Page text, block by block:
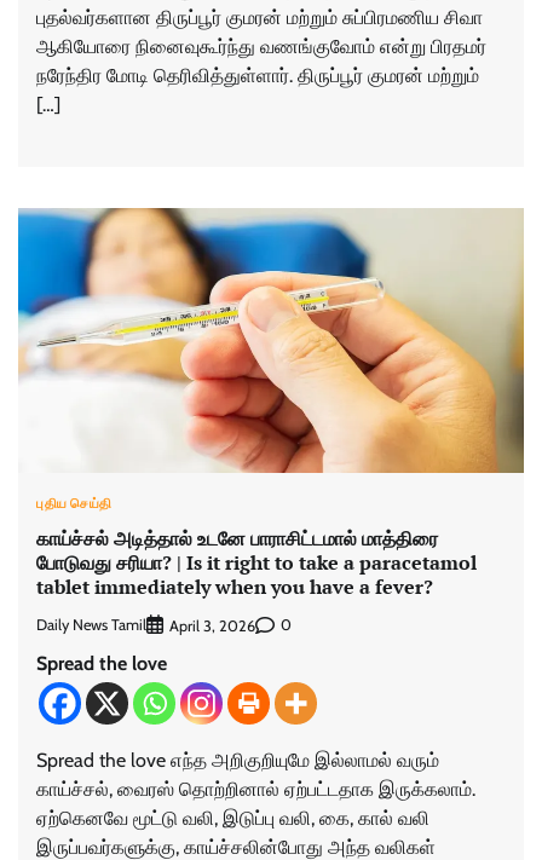
புதல்வர்களான திருப்பூர் குமரன் மற்றும் சுப்பிரமணிய சிவா
ஆகியோரை நினைவுகூர்ந்து வணங்குவோம் என்று பிரதமர்
நரேந்திர மோடி தெரிவித்துள்ளார். திருப்பூர் குமரன் மற்றும்
[…]
புதிய செய்தி
காய்ச்சல் அடித்தால் உடனே பாராசிட்டமால் மாத்திரை
போடுவது சரியா? | Is it right to take a paracetamol
tablet immediately when you have a fever?
Daily News Tamil April 3, 2026 0
Spread the love
Spread the love எந்த அறிகுறியுமே இல்லாமல் வரும்
காய்ச்சல், வைரஸ் தொற்றினால் ஏற்பட்டதாக இருக்கலாம்.
ஏற்கெனவே மூட்டு வலி, இடுப்பு வலி, கை, கால் வலி
இருப்பவர்களுக்கு, காய்ச்சலின்போது அந்த வலிகள்